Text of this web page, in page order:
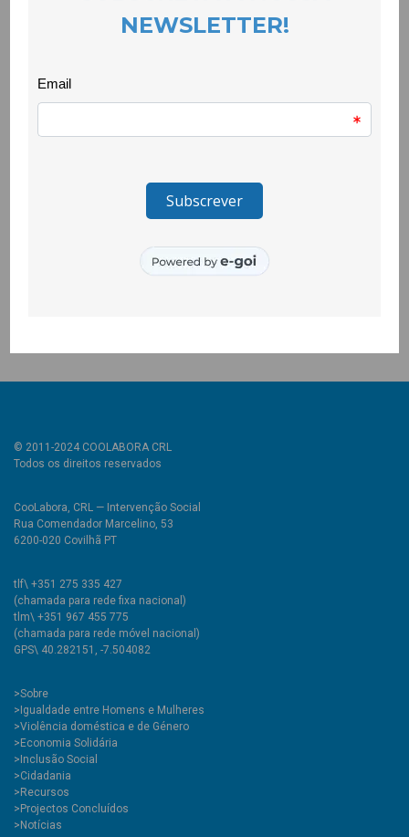
O projecto resultou de uma ampla parceria que envolve a
CPCJ.
Dia 27 de Setembro, decorreu a primeira reunião da parceria,
Os encaminhamentos podem ser feitos para
© 2011-2024 COOLABORA CRL
Todos os direitos reservados
CooLabora, CRL — Intervenção Social
Rua Comendador Marcelino, 53
6200-020 Covilhã PT
tlf\ +351 275 335 427
(chamada para rede fixa nacional)
tlm\ +351 967 455 775
(chamada para rede móvel nacional)
GPS\ 40.282151, -7.504082
>Sobre
>Igualdade entre Homens e Mulheres
>Violência doméstica e de Género
>Economia Solidária
>Inclusão Social
>Cidadania
>Recursos
>Projectos Concluídos
>Notícias